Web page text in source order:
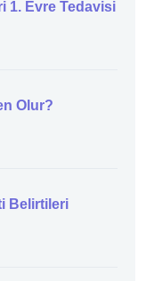
1. Evre Tedavisi
Olur?
Belirtileri